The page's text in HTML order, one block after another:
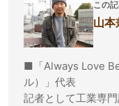
この
山本
■「Always Love
ル）」代表
記者として工業専